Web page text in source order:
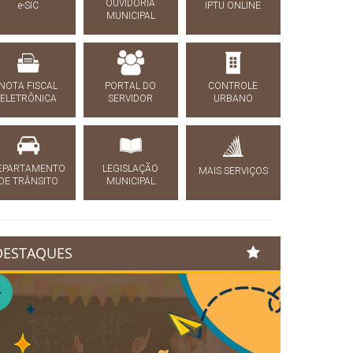
e-SIC
OUVIDORIA
MUNICIPAL
IPTU ONLINE
FISCAL
ELETRÔNICA
PORTAL DO
SERVIDOR
CONTROLE
URBANO
TRÂNSITO
LEGISLAÇÃO
MUNICIPAL
MAIS SERVIÇOS